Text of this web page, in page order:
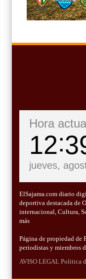
Hora
12
jueves,
ElSajama.com diario
deportiva destacada de
internacional, Cultura,
más
Página de propiedad de
periodistas y miembros
AVISO LEGAL Politica